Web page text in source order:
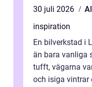
30 juli 2026
inspiration
En bilverkstad i
än bara vanliga
tufft, vägarna
och isiga vintrar